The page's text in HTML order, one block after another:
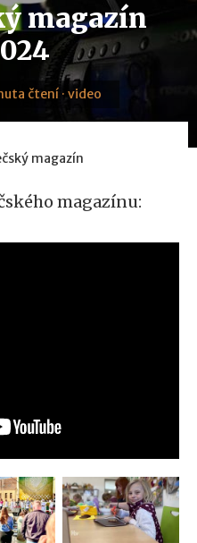
magazín
čtení · video
magazín
magazínu: